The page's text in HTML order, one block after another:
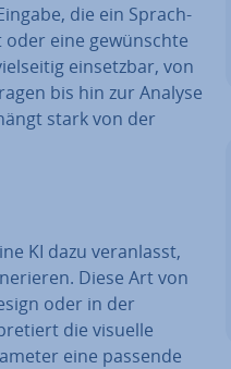
die ein Sprach­
eine ge­wünsch­te
ein­setz­bar, von
bis hin zur Analyse
stark von der
KI dazu ver­an­lasst,
Diese Art von
oder in der
die visuelle
eine passende